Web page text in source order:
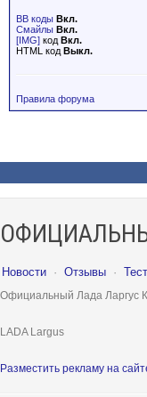
BB коды Вкл.
Смайлы Вкл.
[IMG] код Вкл.
HTML код Выкл.
Правила форума
Новости · Отзывы ·
Официальный Лада Ларгус
LADA Largus
Разместить рекламу на